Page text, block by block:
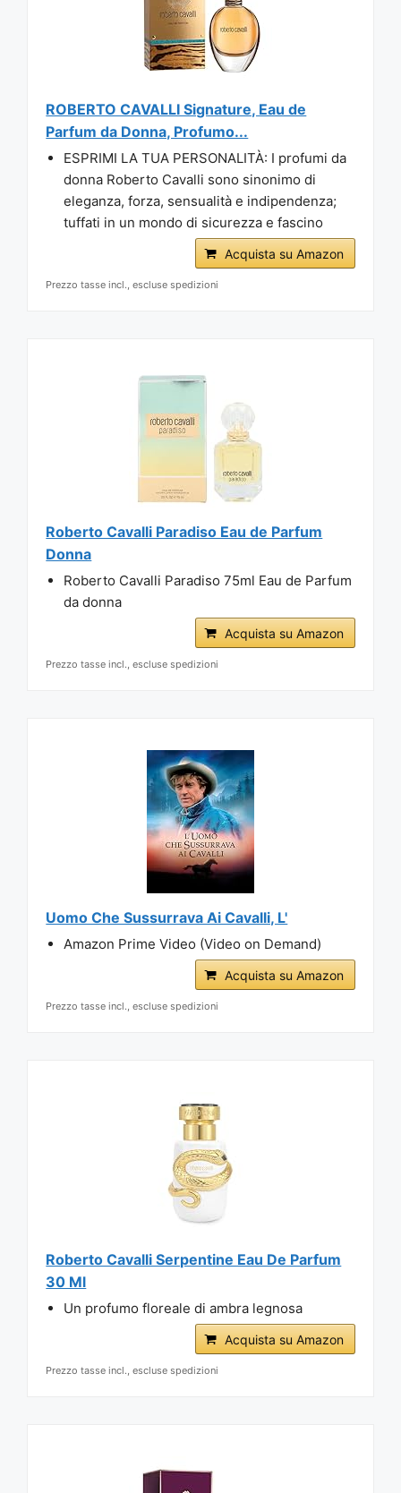
ROBERTO CAVALLI Signature, Eau de
Parfum da Donna, Profumo...
ESPRIMI LA TUA PERSONALITÀ: I profumi da
donna Roberto Cavalli sono sinonimo di
eleganza, forza, sensualità e indipendenza;
tuffati in un mondo di sicurezza e fascino
Acquista su Amazon
Prezzo tasse incl., escluse spedizioni
Roberto Cavalli Paradiso Eau de Parfum
Donna
Roberto Cavalli Paradiso 75ml Eau de Parfum
da donna
Acquista su Amazon
Prezzo tasse incl., escluse spedizioni
Uomo Che Sussurrava Ai Cavalli, L'
Amazon Prime Video (Video on Demand)
Acquista su Amazon
Prezzo tasse incl., escluse spedizioni
Roberto Cavalli Serpentine Eau De Parfum
30 Ml
Un profumo floreale di ambra legnosa
Acquista su Amazon
Prezzo tasse incl., escluse spedizioni